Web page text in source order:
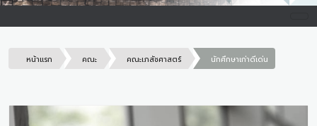
หน้าแรก คณะ คณะเภสัชศาสตร์ นักศึกษาเก่าดีเด่น